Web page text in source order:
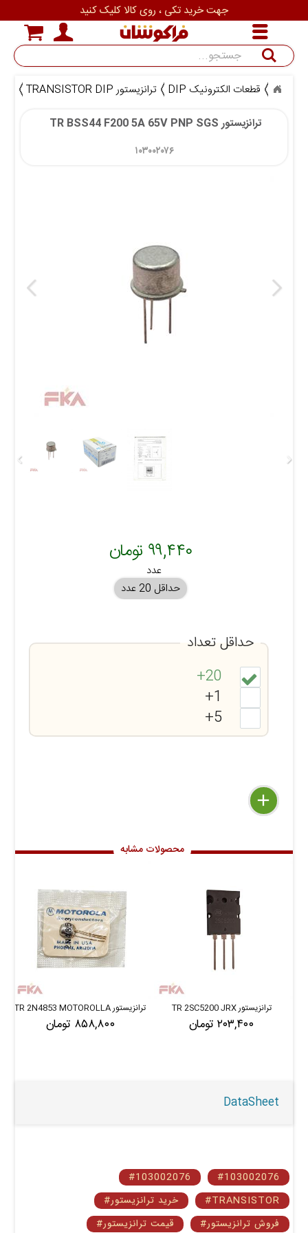
قطعات الکترونیک DIP ترانزیستور TRANSISTOR DIP
ترانزیستور TR BSS44 F200 5A 65V PNP SGS
۱۰۳۰۰۲۰۷۶
۹۹,۴۴۰ تومان
عدد
حداقل 20 عدد
حداقل تعداد
20+
1+
5+
delete
remove
add
محصولات مشابه
ترانزیستور TR 2SC5200 JRX
۲۰۳,۴۰۰ تومان
ترانزیستور TR 2N4853 MOTOROLLA
۸۵۸,۸۰۰ تومان
DataSheet
#103002076
#103002076
#TRANSISTOR
#خرید ترانزیستور
#فروش ترانزیستور
#قیمت ترانزیستور
جهت خرید تکی ، روی کالا کلیک کنید